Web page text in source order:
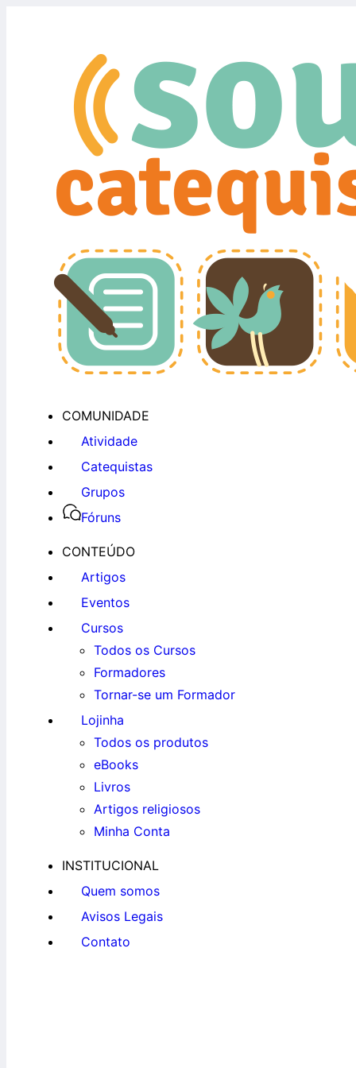
COMUNIDADE
Atividade
Catequistas
Grupos
Fóruns
CONTEÚDO
Artigos
Eventos
Cursos
Todos os Cursos
Formadores
Tornar-se um Formador
Lojinha
Todos os produtos
eBooks
Livros
Artigos religiosos
Minha Conta
INSTITUCIONAL
Quem somos
Avisos Legais
Contato